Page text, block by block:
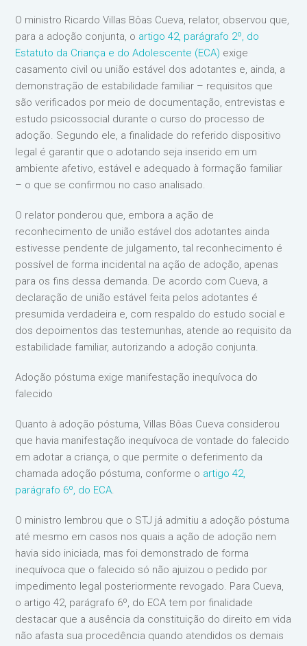
O ministro Ricardo Villas Bôas Cueva, relator, observou que,
para a adoção conjunta, o artigo 42, parágrafo 2º, do
Estatuto da Criança e do Adolescente (ECA) exige
casamento civil ou união estável dos adotantes e, ainda, a
demonstração de estabilidade familiar – requisitos que
são verificados por meio de documentação, entrevistas e
estudo psicossocial durante o curso do processo de
adoção. Segundo ele, a finalidade do referido dispositivo
legal é garantir que o adotando seja inserido em um
ambiente afetivo, estável e adequado à formação familiar
– o que se confirmou no caso analisado.
O relator ponderou que, embora a ação de
reconhecimento de união estável dos adotantes ainda
estivesse pendente de julgamento, tal reconhecimento é
possível de forma incidental na ação de adoção, apenas
para os fins dessa demanda. De acordo com Cueva, a
declaração de união estável feita pelos adotantes é
presumida verdadeira e, com respaldo do estudo social e
dos depoimentos das testemunhas, atende ao requisito da
estabilidade familiar, autorizando a adoção conjunta.
Adoção póstuma exige manifestação inequívoca do
falecido
Quanto à adoção póstuma, Villas Bôas Cueva considerou
que havia manifestação inequívoca de vontade do falecido
em adotar a criança, o que permite o deferimento da
chamada adoção póstuma, conforme o artigo 42,
parágrafo 6º, do ECA.
O ministro lembrou que o STJ já admitiu a adoção póstuma
até mesmo em casos nos quais a ação de adoção nem
havia sido iniciada, mas foi demonstrado de forma
inequívoca que o falecido só não ajuizou o pedido por
impedimento legal posteriormente revogado. Para Cueva,
o artigo 42, parágrafo 6º, do ECA tem por finalidade
destacar que a ausência da constituição do direito em vida
não afasta sua procedência quando atendidos os demais